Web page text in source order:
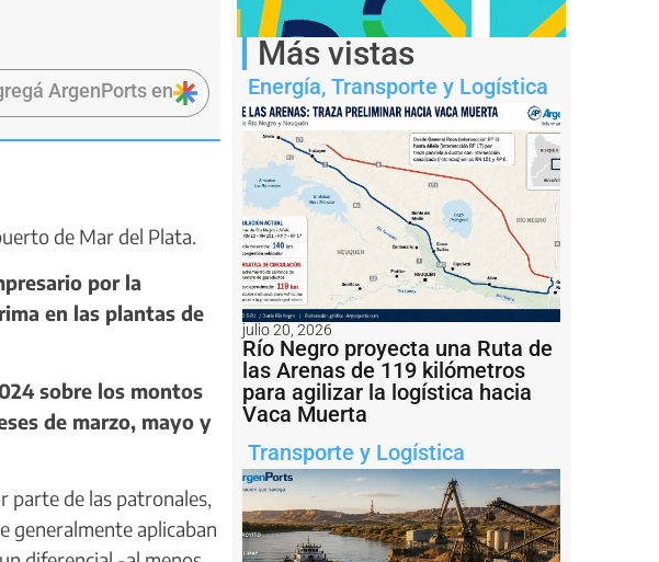
ArgenPorts en
de Mar del Plata.
por la
en las plantas de
sobre los montos
de marzo, mayo y
parte de las patronales,
generalmente aplicaban
Más vistas
Energía, Transporte y Logística
julio 20, 2026
Río Negro proyecta una Ruta de
las Arenas de 119 kilómetros
para agilizar la logística hacia
Vaca Muerta
Transporte y Logística